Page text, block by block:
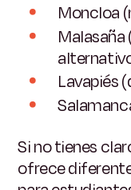
Moncloa
Lavapiés
Si no tienes
ofrece